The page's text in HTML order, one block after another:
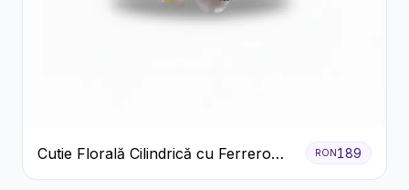
Cutie Florală Cilindrică cu Ferrero
Rocher și Trandafiri Pastel
RON189